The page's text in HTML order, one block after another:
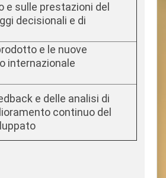
sulle prestazioni del
decisionali e di
e le nuove
internazionale
e delle analisi di
continuo del